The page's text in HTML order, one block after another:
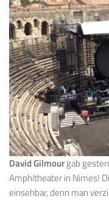
David Gilmourgab
Amphitheater in Nimes!
einsehbar, denn man